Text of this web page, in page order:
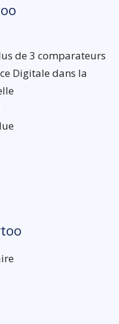
de 3 comparateurs
Digitale dans la